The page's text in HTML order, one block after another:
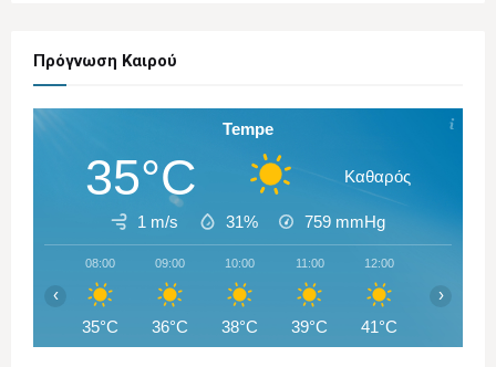
Πρόγνωση Καιρού
Tempe
35°C Καθαρός
1 m/s 31% 759 mmHg
08:00
35°C
09:00
36°C
10:00
38°C
11:00
39°C
12:00
41°C
‹ ›